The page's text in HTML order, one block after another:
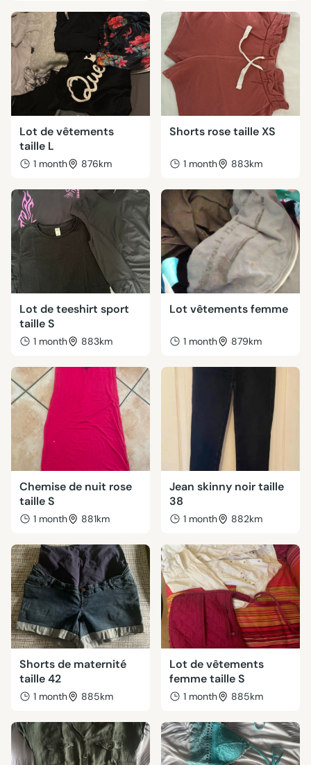
Lot de vêtements
taille L
1 month 876km
Shorts rose taille XS
1 month 883km
Lot de teeshirt sport
taille S
1 month 883km
Lot vêtements femme
1 month 879km
Chemise de nuit rose
taille S
1 month 881km
Jean skinny noir taille
38
1 month 882km
Shorts de maternité
taille 42
1 month 885km
Lot de vêtements
femme taille S
1 month 885km